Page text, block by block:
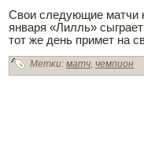
Свои следующие матчи
января «Лилль»
тот же де­нь примет на
Метки: матч, чемпион